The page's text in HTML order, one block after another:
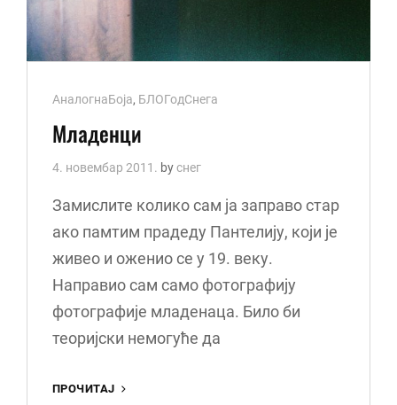
Cat
Links
АналогнаБоја, БЛОГодСнега
Младенци
4. новембар 2011. byснег
Замислите колико сам ја заправо стар
ако памтим прадеду Пантелију, који је
живео и оженио се у 19. веку.
Направио сам само фотографију
фотографије младенаца. Било би
теоријски немогуће да
ПРОЧИТАЈ